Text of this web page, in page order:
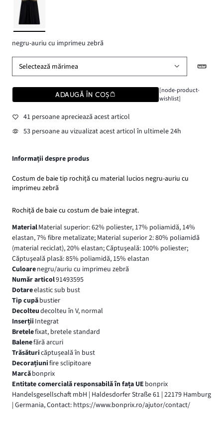
negru-auriu cu imprimeu zebră
Selectează mărimea
ADAUGĂ ÎN COȘ
[node-product-
wishlist]
41 persoane apreciează acest articol
53 persoane au vizualizat acest articol în ultimele 24h
Informații despre produs
Costum de baie tip rochiță cu material lucios negru-auriu cu
imprimeu zebră
Rochiță de baie cu costum de baie integrat.
MaterialMaterial superior: 62% poliester, 17% poliamidă, 14%
elastan, 7% fibre metalizate; Material superior 2: 80% poliamidă
(material reciclat), 20% elastan; Căptuşeală: 100% poliester;
Căptuşeală plasă: 85% poliamidă, 15% elastan
Culoarenegru/auriu cu imprimeu zebră
Număr articol91493595
Dotareelastic sub bust
Tip cupăbustier
Decolteudecolteu în V, normal
Inserții Integrat
Bretelefixat, bretele standard
Balenefără arcuri
Trăsăturicăptușeală în bust
Decorațiunifire sclipitoare
Marcăbonprix
Entitate comercială responsabilă în fața UE bonprix
Handelsgesellschaft mbH | Haldesdorfer Straße 61 | 22179 Hamburg
| Germania, Contact: https://www.bonprix.ro/ajutor/contact/